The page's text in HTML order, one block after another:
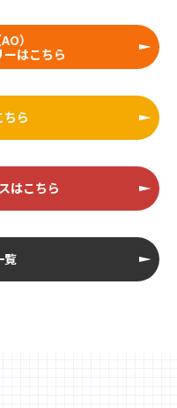
）
はこちら
ら
はこちら
覧